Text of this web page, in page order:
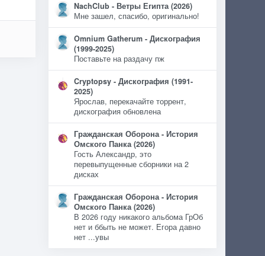
NachClub - Ветры Египта (2026)
Мне зашел, спасибо, оригинально!
Omnium Gatherum - Дискография
(1999-2025)
Поставьте на раздачу пж
Cryptopsy - Дискография (1991-
2025)
Ярослав, перекачайте торрент,
дискография обновлена
Гражданская Оборона - История
Омского Панка (2026)
Гость Александр, это
перевыпущенные сборники на 2
дисках
Гражданская Оборона - История
Омского Панка (2026)
В 2026 году никакого альбома ГрОб
нет и ббыть не может. Егора давно
нет ...увы